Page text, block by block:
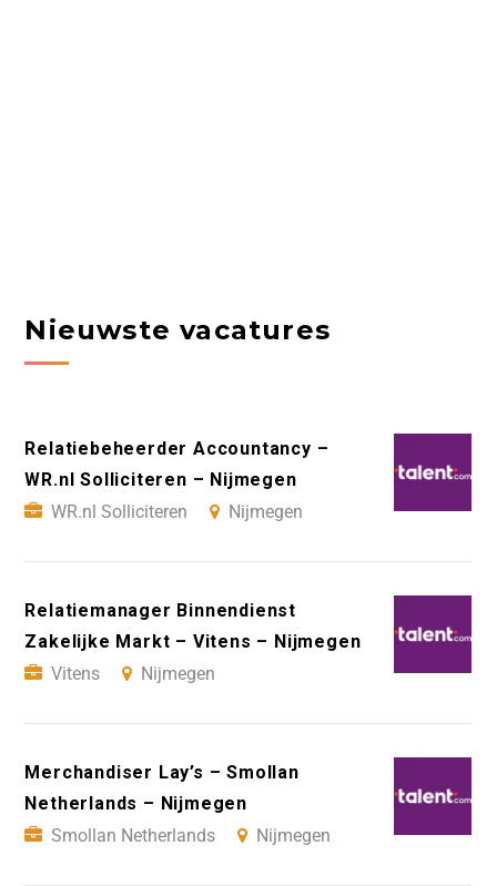
Nieuwste vacatures
Relatiebeheerder Accountancy –
WR.nl Solliciteren – Nijmegen
WR.nl Solliciteren
Nijmegen
Relatiemanager Binnendienst
Zakelijke Markt – Vitens – Nijmegen
Vitens
Nijmegen
Merchandiser Lay’s – Smollan
Netherlands – Nijmegen
Smollan Netherlands
Nijmegen